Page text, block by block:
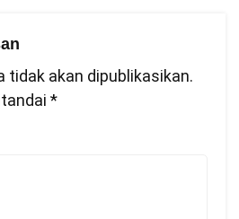
tidak akan dipublikasikan.
*